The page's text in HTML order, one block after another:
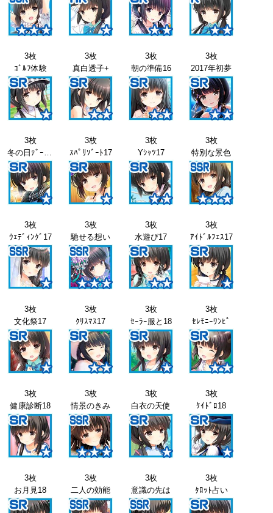
3枚
ｺﾞﾙﾌ体験
3枚
真白透子+
3枚
朝の準備16
3枚
2017年初夢
3枚
冬の日ﾃﾞｰﾄ17
3枚
ｽﾊﾟﾘｿﾞｰﾄ17
3枚
Yｼｬﾂ17
3枚
特別な景色
3枚
ｳｪﾃﾞｨﾝｸﾞ17
3枚
馳せる想い
3枚
水遊び17
3枚
ｱｲﾄﾞﾙﾌｪｽ17
3枚
文化祭17
3枚
ｸﾘｽﾏｽ17
3枚
ｾｰﾗｰ服と18
3枚
ｾﾚﾓﾆｰﾜﾝﾋﾟ
3枚
健康診断18
3枚
情景のきみ
3枚
白衣の天使
3枚
ｹｲﾄﾞﾛ18
3枚
お月見18
3枚
二人の効能
3枚
意識の先は
3枚
ﾀﾛｯﾄ占い